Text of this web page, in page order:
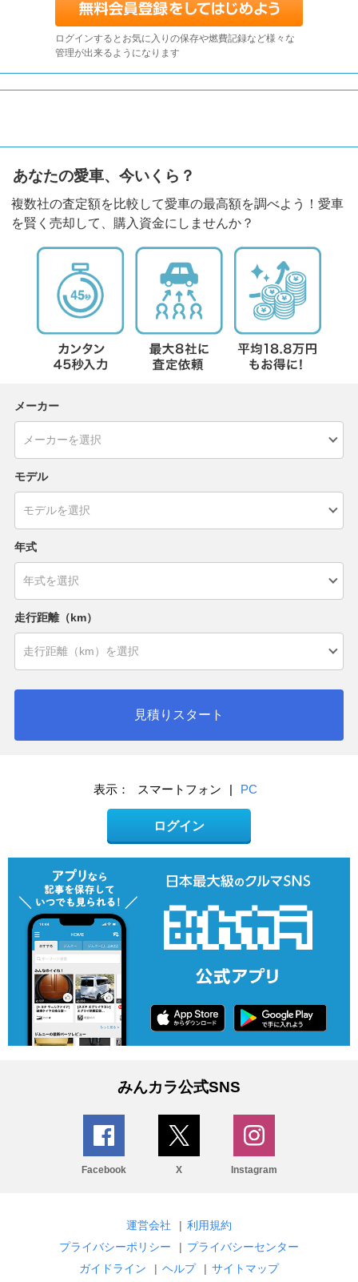
ログインするとお気に入りの保存や燃費記録など様々な
管理が出来るようになります
あなたの愛車、今いくら？
複数社の査定額を比較して愛車の最高額を調べよう！愛車
を賢く売却して、購入資金にしませんか？
メーカー
モデル
年式
走行距離（km）
見積りスタート
表示： スマートフォン | PC
ログイン
みんカラ公式SNS
Facebook X Instagram
運営会社 | 利用規約
プライバシーポリシー
| プライバシーセンター
ガイドライン
| ヘルプ | サイトマップ